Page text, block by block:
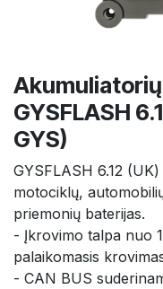
GYSFLASH
GYS)
GYSFLASH 6.12
motociklų,
priemonių baterijas.
- Įkrovimo talpa nuo
palaikomasis
- CAN BUS